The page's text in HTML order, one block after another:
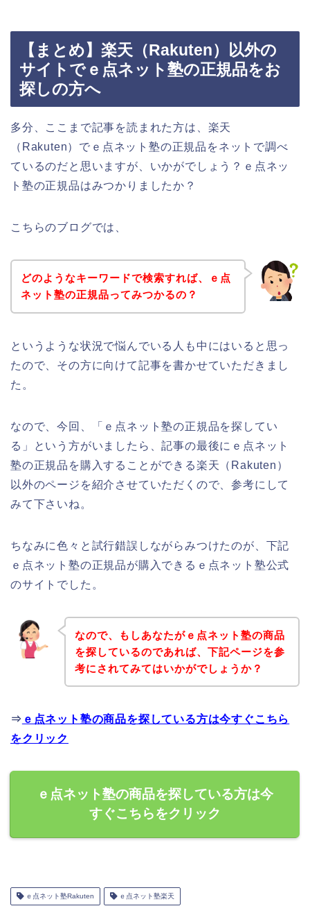
【まとめ】楽天（Rakuten）以外の
サイトでｅ点ネット塾の正規品をお
探しの方へ
多分、ここまで記事を読まれた方は、楽天
（Rakuten）でｅ点ネット塾の正規品をネットで調べ
ているのだと思いますが、いかがでしょう？ｅ点ネッ
ト塾の正規品はみつかりましたか？
こちらのブログでは、
どのようなキーワードで検索すれば、ｅ点
ネット塾の正規品ってみつかるの？
というような状況で悩んでいる人も中にはいると思っ
たので、その方に向けて記事を書かせていただきまし
た。
なので、今回、「ｅ点ネット塾の正規品を探してい
る」という方がいましたら、記事の最後にｅ点ネット
塾の正規品を購入することができる楽天（Rakuten）
以外のページを紹介させていただくので、参考にして
みて下さいね。
ちなみに色々と試行錯誤しながらみつけたのが、下記
ｅ点ネット塾の正規品が購入できるｅ点ネット塾公式
のサイトでした。
なので、もしあなたがｅ点ネット塾の商品
を探しているのであれば、下記ページを参
考にされてみてはいかがでしょうか？
⇒ ｅ点ネット塾の商品を探している方は今すぐこちら
をクリック
ｅ点ネット塾の商品を探している方は今
すぐこちらをクリック
ｅ点ネット塾Rakuten ｅ点ネット塾楽天